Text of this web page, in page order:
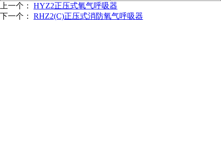
上一个： HYZ2正压式氧气呼吸器
下一个： RHZ2(C)正压式消防氧气呼吸器